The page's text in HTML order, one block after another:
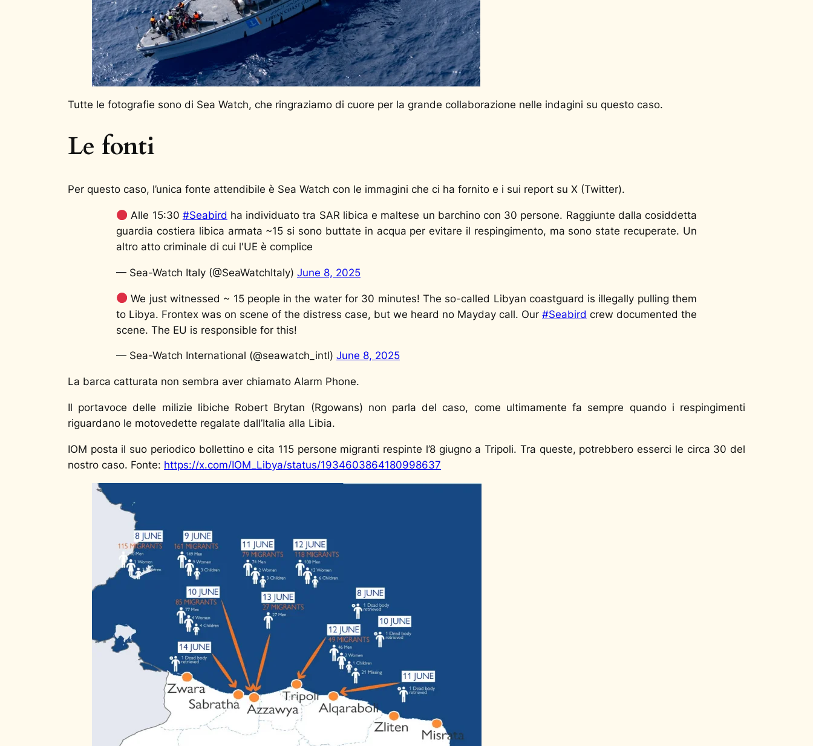
Tutte le fotografie sono di Sea Watch, che ringraziamo di cuore per la grande collaborazione nelle indagini su questo caso.
Le fonti
Per questo caso, l’unica fonte attendibile è Sea Watch con le immagini che ci ha fornito e i sui report su X (Twitter).
Alle 15:30 #Seabird ha individuato tra SAR libica e maltese un barchino con 30 persone. Raggiunte dalla cosiddetta
guardia costiera libica armata ~15 si sono buttate in acqua per evitare il respingimento, ma sono state recuperate. Un
altro atto criminale di cui l'UE è complice
— Sea-Watch Italy (@SeaWatchItaly) June 8, 2025
We just witnessed ~ 15 people in the water for 30 minutes! The so-called Libyan coastguard is illegally pulling them
to Libya. Frontex was on scene of the distress case, but we heard no Mayday call. Our #Seabird crew documented the
scene. The EU is responsible for this!
— Sea-Watch International (@seawatch_intl) June 8, 2025
La barca catturata non sembra aver chiamato Alarm Phone.
Il portavoce delle milizie libiche Robert Brytan (Rgowans) non parla del caso, come ultimamente fa sempre quando i respingimenti
riguardano le motovedette regalate dall’Italia alla Libia.
IOM posta il suo periodico bollettino e cita 115 persone migranti respinte l’8 giugno a Tripoli. Tra queste, potrebbero esserci le circa 30 del
nostro caso. Fonte: https://x.com/IOM_Libya/status/1934603864180998637